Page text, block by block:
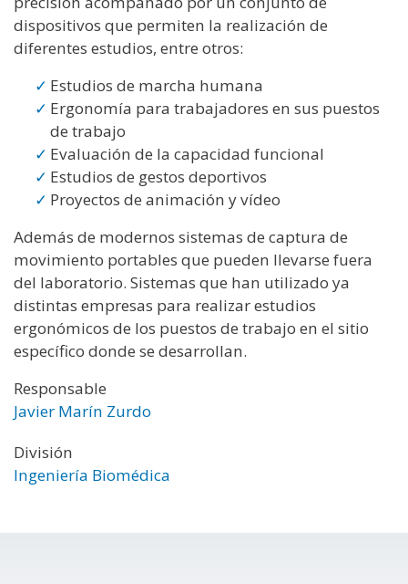
dispositivos que permiten la realización de
diferentes estudios, entre otros:
Estudios de marcha humana
Ergonomía para trabajadores en sus puestos
de trabajo
Evaluación de la capacidad funcional
Estudios de gestos deportivos
Proyectos de animación y vídeo
Además de modernos sistemas de captura de
movimiento portables que pueden llevarse fuera
del laboratorio. Sistemas que han utilizado ya
distintas empresas para realizar estudios
ergonómicos de los puestos de trabajo en el sitio
específico donde se desarrollan.
Responsable
Javier Marín Zurdo
División
Ingeniería Biomédica